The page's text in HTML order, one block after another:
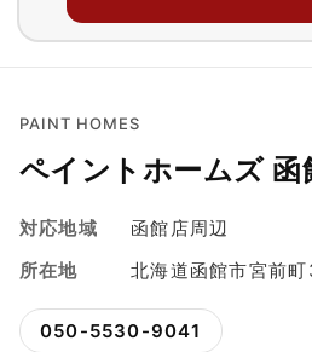
PAINT HOMES
ペイントホームズ 函
対応地域
函館店周辺
所在地
北海道函館市宮前
050-5530-9041